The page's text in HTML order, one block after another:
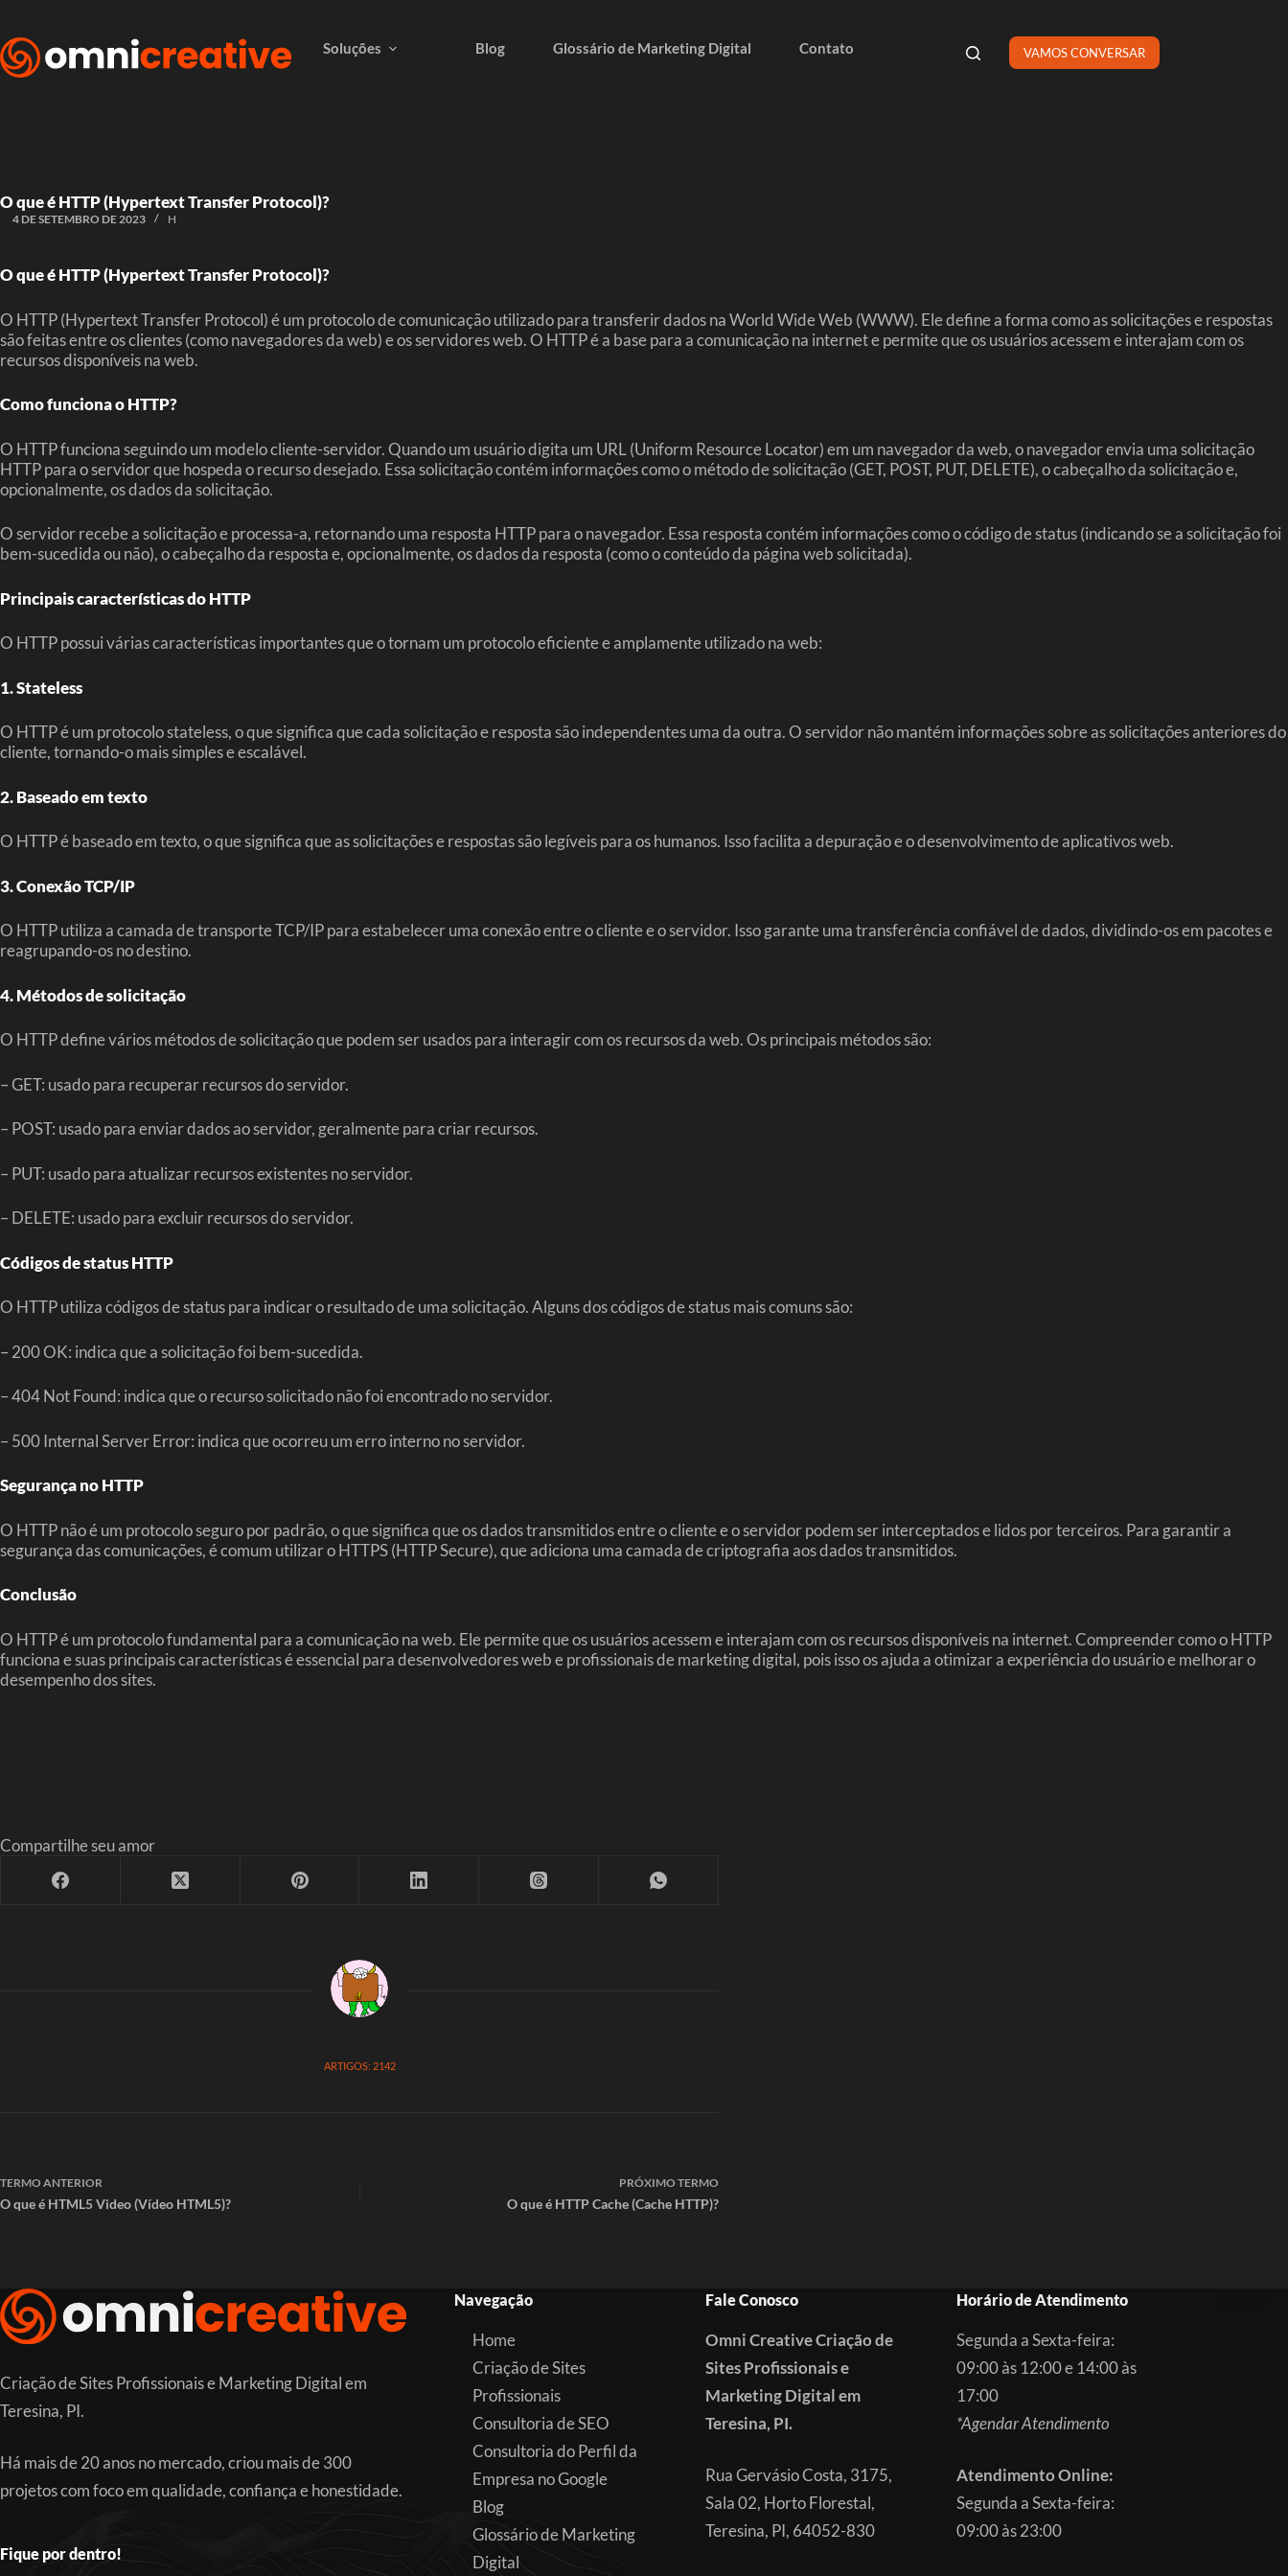
Soluções Blog Glossário de Marketing Digital Contato VAMOS CONVERSAR
O que é HTTP (Hypertext Transfer Protocol)?
4 DE SETEMBRO DE 2023 H
O que é HTTP (Hypertext Transfer Protocol)?
O HTTP (Hypertext Transfer Protocol) é um protocolo de comunicação utilizado para transferir dados na World Wide Web (WWW). Ele define a forma como as solicitações e respostas
são feitas entre os clientes (como navegadores da web) e os servidores web. O HTTP é a base para a comunicação na internet e permite que os usuários acessem e interajam com os
recursos disponíveis na web.
Como funciona o HTTP?
O HTTP funciona seguindo um modelo cliente-servidor. Quando um usuário digita um URL (Uniform Resource Locator) em um navegador da web, o navegador envia uma solicitação
HTTP para o servidor que hospeda o recurso desejado. Essa solicitação contém informações como o método de solicitação (GET, POST, PUT, DELETE), o cabeçalho da solicitação e,
opcionalmente, os dados da solicitação.
O servidor recebe a solicitação e processa-a, retornando uma resposta HTTP para o navegador. Essa resposta contém informações como o código de status (indicando se a solicitação foi
bem-sucedida ou não), o cabeçalho da resposta e, opcionalmente, os dados da resposta (como o conteúdo da página web solicitada).
Principais características do HTTP
O HTTP possui várias características importantes que o tornam um protocolo eficiente e amplamente utilizado na web:
1. Stateless
O HTTP é um protocolo stateless, o que significa que cada solicitação e resposta são independentes uma da outra. O servidor não mantém informações sobre as solicitações anteriores do
cliente, tornando-o mais simples e escalável.
2. Baseado em texto
O HTTP é baseado em texto, o que significa que as solicitações e respostas são legíveis para os humanos. Isso facilita a depuração e o desenvolvimento de aplicativos web.
3. Conexão TCP/IP
O HTTP utiliza a camada de transporte TCP/IP para estabelecer uma conexão entre o cliente e o servidor. Isso garante uma transferência confiável de dados, dividindo-os em pacotes e
reagrupando-os no destino.
4. Métodos de solicitação
O HTTP define vários métodos de solicitação que podem ser usados para interagir com os recursos da web. Os principais métodos são:
– GET: usado para recuperar recursos do servidor.
– POST: usado para enviar dados ao servidor, geralmente para criar recursos.
– PUT: usado para atualizar recursos existentes no servidor.
– DELETE: usado para excluir recursos do servidor.
Códigos de status HTTP
O HTTP utiliza códigos de status para indicar o resultado de uma solicitação. Alguns dos códigos de status mais comuns são:
– 200 OK: indica que a solicitação foi bem-sucedida.
– 404 Not Found: indica que o recurso solicitado não foi encontrado no servidor.
– 500 Internal Server Error: indica que ocorreu um erro interno no servidor.
Segurança no HTTP
O HTTP não é um protocolo seguro por padrão, o que significa que os dados transmitidos entre o cliente e o servidor podem ser interceptados e lidos por terceiros. Para garantir a
segurança das comunicações, é comum utilizar o HTTPS (HTTP Secure), que adiciona uma camada de criptografia aos dados transmitidos.
Conclusão
O HTTP é um protocolo fundamental para a comunicação na web. Ele permite que os usuários acessem e interajam com os recursos disponíveis na internet. Compreender como o HTTP
funciona e suas principais características é essencial para desenvolvedores web e profissionais de marketing digital, pois isso os ajuda a otimizar a experiência do usuário e melhorar o
desempenho dos sites.
Compartilhe seu amor
ARTIGOS: 2142
TERMO ANTERIOR
O que é HTML5 Video (Vídeo HTML5)?
PRÓXIMO TERMO
O que é HTTP Cache (Cache HTTP)?
Criação de Sites Profissionais e Marketing Digital em
Teresina, PI.
Há mais de 20 anos no mercado, criou mais de 300
projetos com foco em qualidade, confiança e honestidade.
Fique por dentro!
Navegação
Home
Criação de Sites
Profissionais
Consultoria de SEO
Consultoria do Perfil da
Empresa no Google
Blog
Glossário de Marketing
Digital
Fale Conosco
Omni Creative Criação de
Sites Profissionais e
Marketing Digital em
Teresina, PI.
Rua Gervásio Costa, 3175,
Sala 02, Horto Florestal,
Teresina, PI, 64052-830
Horário de Atendimento
Segunda a Sexta-feira:
09:00 às 12:00 e 14:00 às
17:00
*Agendar Atendimento
Atendimento Online:
Segunda a Sexta-feira:
09:00 às 23:00